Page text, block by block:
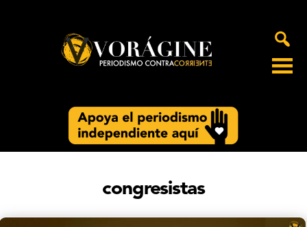
congresistas